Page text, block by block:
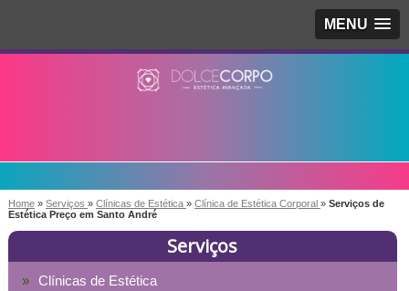
MENU
Home » Serviços » Clínicas de Estética » Clínica de Estética Corporal » Serviços de
Estética Preço em Santo André
Serviços
Clínicas de Estética